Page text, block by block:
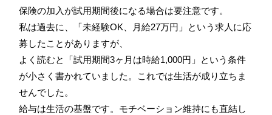
保険の加入が試用期間後になる場合は要注意です。
私は過去に、「未経験OK、月給27万円」という求人に応
募したことがありますが、
よく読むと「試用期間3ヶ月は時給1,000円」という条件
が小さく書かれていました。これでは生活が成り立ちま
せんでした。
給与は生活の基盤です。モチベーション維持にも直結し